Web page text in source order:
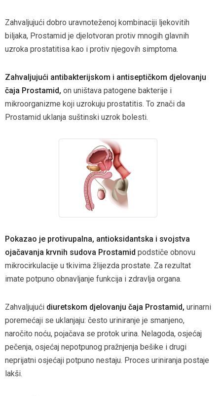
Zahvaljujući dobro uravnoteženoj kombinaciji ljekovitih
biljaka, Prostamid je djelotvoran protiv mnogih glavnih
uzroka prostatitisa kao i protiv njegovih simptoma.
Zahvaljujući antibakterijskom i antiseptičkom djelovanju
čaja Prostamid, on uništava patogene bakterije i
mikroorganizme koji uzrokuju prostatitis. To znači da
Prostamid uklanja suštinski uzrok bolesti.
Pokazao je protivupalna, antioksidantska i svojstva
ojačavanja krvnih sudova Prostamid podstiče obnovu
mikrocirkulacije u tkivima žlijezda prostate. Za rezultat
imate potpuno obnavljanje funkcija i zdravlja organa.
Zahvaljujući diuretskom djelovanju čaja Prostamid, urinarni
poremećaji se uklanjaju: često uriniranje je smanjeno,
naročito noću, pojačava se protok urina. Nelagoda, osjećaj
pečenja, osjećaj nepotpunog pražnjenja bešike i drugi
neprijatni osjećaji potpuno nestaju. Proces uriniranja postaje
lakši.